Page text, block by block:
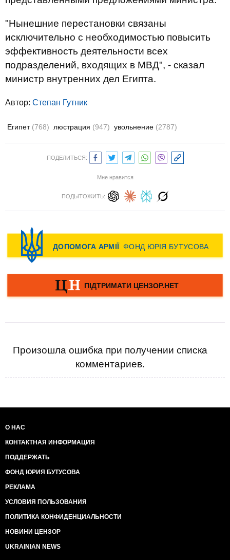
"Нынешние перестановки связаны
исключительно с необходимостью повысить
эффективность деятельности всех
подразделений, входящих в МВД", - сказал
министр внутренних дел Египта.
Автор: Степан Гутник
Египет (768) люстрация (947) увольнение (2787)
ПОДЕЛИТЬСЯ:
Мне нравится
ПОДЫТОЖИТЬ:
Произошла ошибка при получении списка
комментариев.
О НАС
КОНТАКТНАЯ ИНФОРМАЦИЯ
ПОДДЕРЖАТЬ
ФОНД ЮРИЯ БУТУСОВА
РЕКЛАМА
УСЛОВИЯ ПОЛЬЗОВАНИЯ
ПОЛИТИКА КОНФИДЕНЦИАЛЬНОСТИ
НОВИНИ ЦЕНЗОР
UKRAINIAN NEWS